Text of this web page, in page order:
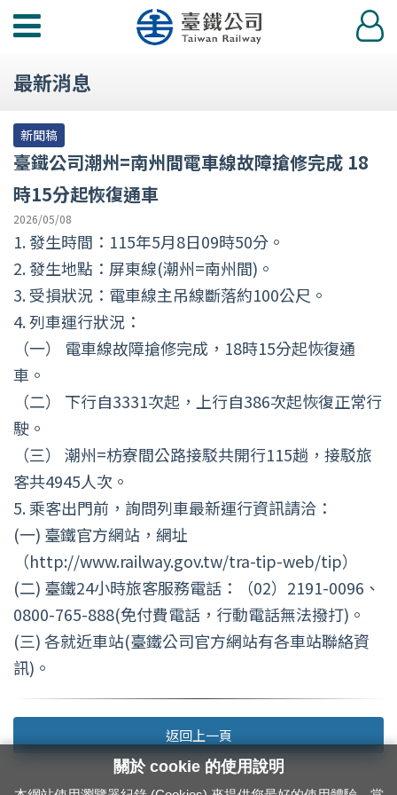
功
選
登
入
最新消息
新聞稿
臺鐵公司潮州=南州間電車線故障搶修完成 18
時15分起恢復通車
2026/05/08
1. 發生時間：115年5月8日09時50分。
2. 發生地點：屏東線(潮州=南州間)。
3. 受損狀況：電車線主吊線斷落約100公尺。
4. 列車運行狀況：
（一） 電車線故障搶修完成，18時15分起恢復通
車。
（二） 下行自3331次起，上行自386次起恢復正常行
駛。
（三） 潮州=枋寮間公路接駁共開行115趟，接駁旅
客共4945人次。
5. 乘客出門前，詢問列車最新運行資訊請洽：
(一) 臺鐵官方網站，網址
（http://www.railway.gov.tw/tra-tip-web/tip）
(二) 臺鐵24小時旅客服務電話：（02）2191-0096、
0800-765-888(免付費電話，行動電話無法撥打)。
(三) 各就近車站(臺鐵公司官方網站有各車站聯絡資
訊)。
返回上一頁
關於 cookie 的使用說明